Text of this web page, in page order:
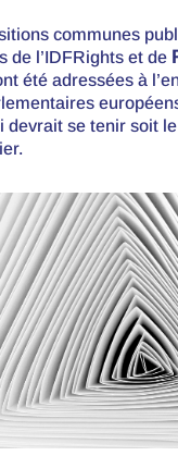
communes
de l’IDFRights et de
été adressées à
devrait se tenir soit